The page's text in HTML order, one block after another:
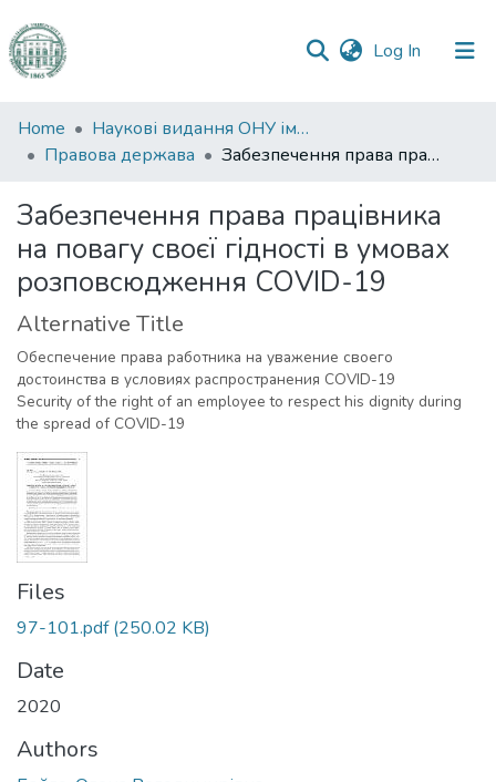
Log In (current)
Communities
&
All of DSpace
Statistics
Home
Наукові видання ОНУ імені І. І. Мечникова
Правова держава
Забезпечення права працівника на повагу своєї гідності в умовах розповсюдження COVID-19
Забезпечення права працівника
на повагу своєї гідності в умовах
розповсюдження COVID-19
Alternative Title
Обеспечение права работника на уважение своего
достоинства в условиях распространения COVID-19
Security of the right of an employee to respect his dignity during
the spread of COVID-19
Files
97-101.pdf(250.02 KB)
Date
2020
Authors